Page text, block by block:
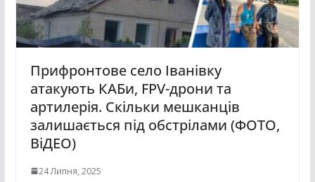
Прифронтове село Іванівку
атакують КАБи, FPV-дрони та
артилерія. Скільки мешканців
залишається під обстрілами (ФОТО,
ВіДЕО)
24 Липня, 2025